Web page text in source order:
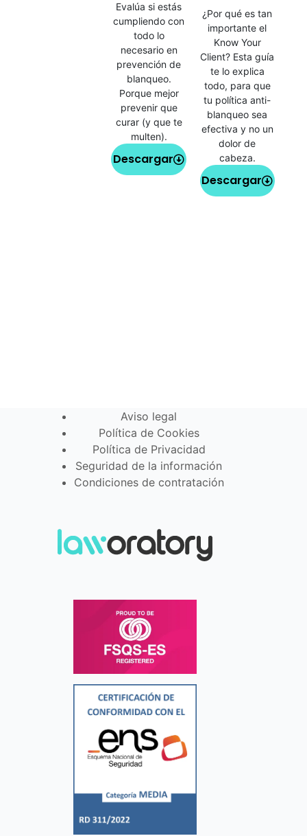
Evalúa si estás
cumpliendo con
todo lo
necesario en
prevención de
blanqueo.
Porque mejor
prevenir que
curar (y que te
multen).
Descargar
¿Por qué es tan
importante el
Know Your
Client? Esta guía
te lo explica
todo, para que
tu política anti-
blanqueo sea
efectiva y no un
dolor de
cabeza.
Descargar
Aviso legal
Política de Cookies
Política de Privacidad
Seguridad de la información
Condiciones de contratación